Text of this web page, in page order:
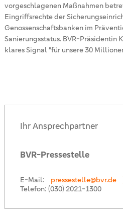
vorgeschlagenen Maßnahmen
Eingriffsrechte der
Genossenschaftsbanken im
Sanierungsstatus. BVR-Präsidentin
klares Signal "für unsere 30
Ihr Ansprechpartner
BVR-Pressestelle
E-Mail:
pressestelle@bvr.de
Telefon: (030) 2021-1300